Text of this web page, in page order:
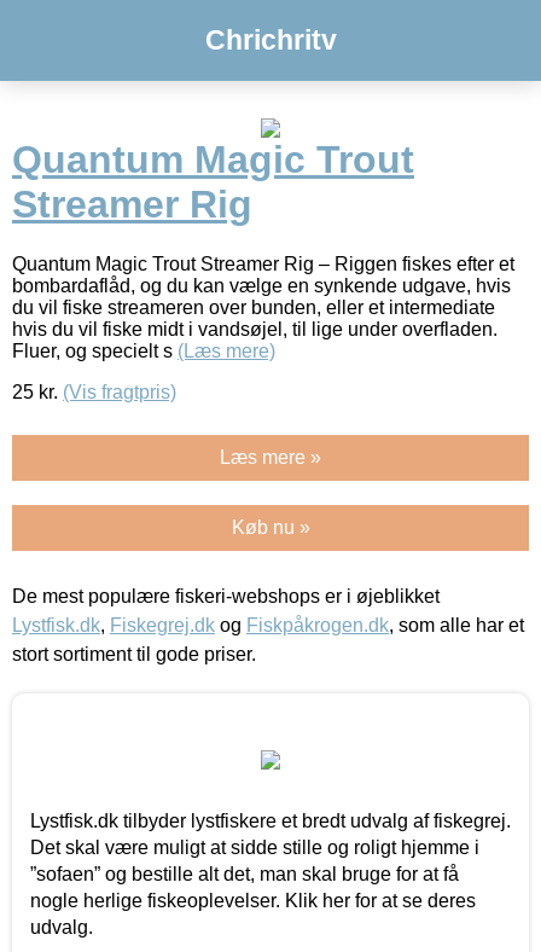
Chrichritv
Quantum Magic Trout
Streamer Rig
Quantum Magic Trout Streamer Rig – Riggen fiskes efter et
bombardaflåd, og du kan vælge en synkende udgave, hvis
du vil fiske streameren over bunden, eller et intermediate
hvis du vil fiske midt i vandsøjel, til lige under overfladen.
Fluer, og specielt s (Læs mere)
25 kr. (Vis fragtpris)
Læs mere »
Køb nu »
De mest populære fiskeri-webshops er i øjeblikket
Lystfisk.dk, Fiskegrej.dk og Fiskpåkrogen.dk, som alle har et
stort sortiment til gode priser.
Lystfisk.dk tilbyder lystfiskere et bredt udvalg af fiskegrej.
Det skal være muligt at sidde stille og roligt hjemme i
”sofaen” og bestille alt det, man skal bruge for at få
nogle herlige fiskeoplevelser. Klik her for at se deres
udvalg.